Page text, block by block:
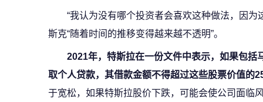
“我认为没有哪个投资者会喜欢这种做法，因
斯克“随着时间的推移变得越来越不透明”。
2021年，特斯拉在一份文件中表示，如果包括
取个人贷款，其借款金额不得超过这些股票价值的
于宽松，如果特斯拉股价下跌，可能会使公司面临